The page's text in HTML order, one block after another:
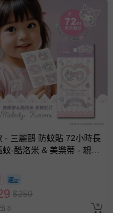
與背巾、包屁衣、學習
擠乳器、哺乳衣、托腹
「不可拆封」，或具警
退換貨 & 退款問題
本島。如您位於離島地
需加收離島運費。廠商
鷗 防蚊貼 72小時長
蚊-酷洛米 & 美樂蒂 - 親親
$250
8